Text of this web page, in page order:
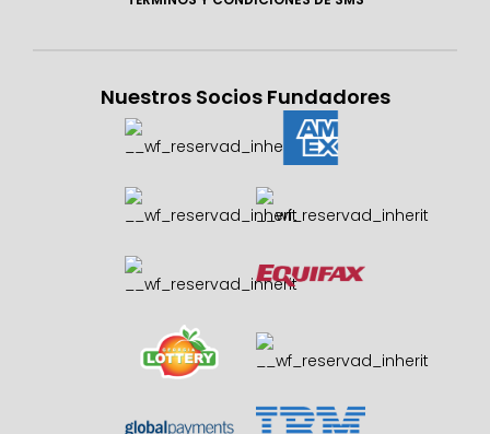
Nuestros Socios Fundadores